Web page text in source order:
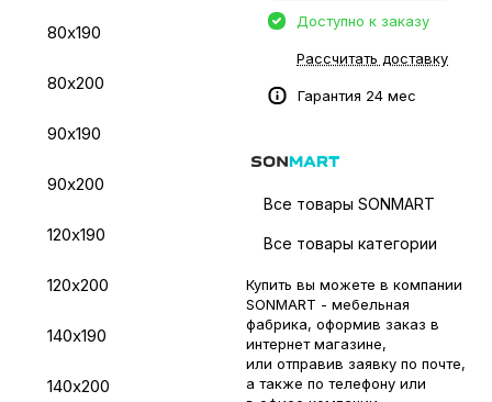
80х190
80х200
90х190
90х200
120х190
120х200
140х190
140х200
Доступно к заказу
Рассчитать доставку
Гарантия 24 мес
Все товары SONMART
Все товары категории
Купить вы можете в компании
SONMART - мебельная
фабрика, оформив заказ в
интернет магазине,
или отправив заявку по почте,
а также по телефону или